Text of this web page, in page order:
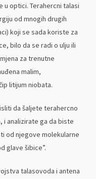
u optici. Terahercni talasi
od mnogih drugih
koji se sada koriste za
bilo da se radi o ulju ili
za trenutne
malim,
litijum niobata.
da šaljete terahercno
i analizirate ga da biste
od njegove molekularne
glave šibice”.
talasovoda i antena